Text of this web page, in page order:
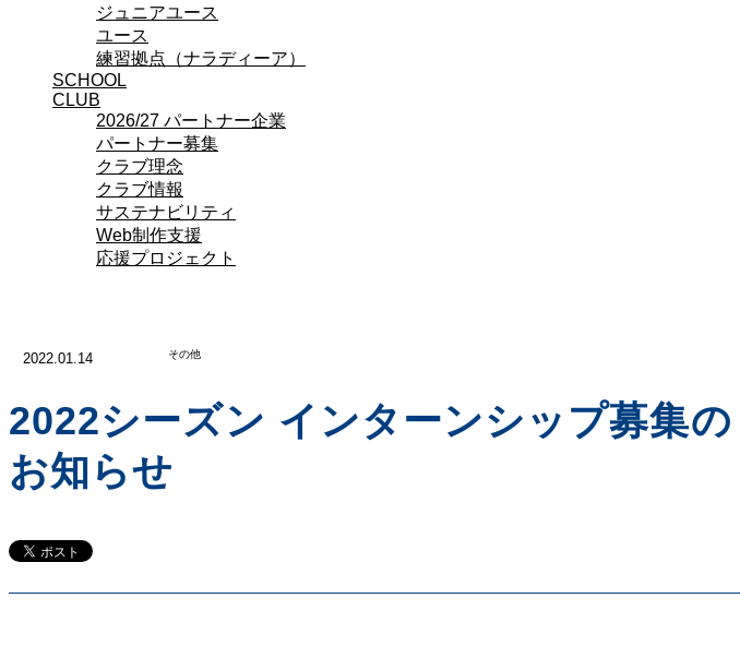
ジュニアユース
ユース
練習拠点（ナラディーア）
SCHOOL
CLUB
2026/27 パートナー企業
パートナー募集
クラブ理念
クラブ情報
サステナビリティ
Web制作支援
応援プロジェクト
2022.01.14 その他
2022シーズン インターンシップ募集の
お知らせ